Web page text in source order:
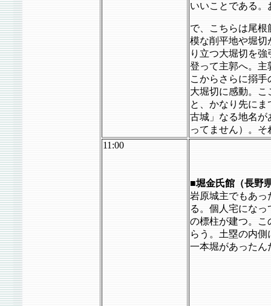
いいことである。
で、こちらは尾
模な削平地や堀切
り立つ大堀切を
登って主郭へ。主
こからさらに搦
大堀切に感動。
と、かなり先に
古城」なる地名が
ってません）。
11:00
■堀金氏館（長野
岩原城主でもあっ
る。個人宅にな
の標柱が建つ。こ
らう。土塁の内
一本堀があったん